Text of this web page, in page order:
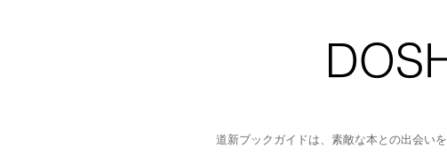
道新ブックガイドは、素敵な本との出会い